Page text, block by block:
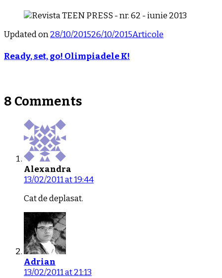
Updated on28/10/201526/10/2015Articole
Ready, set, go! Olimpiadele K!
8 Comments
Alexandra
13/02/2011 at 19:44
Cat de deplasat.
Adrian
13/02/2011 at 21:13